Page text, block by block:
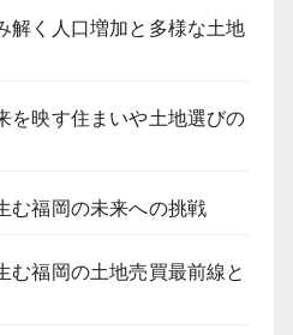
解く人口増加と多様な土地
を映す住まいや土地選びの
む福岡の未来への挑戦
む福岡の土地売買最前線と